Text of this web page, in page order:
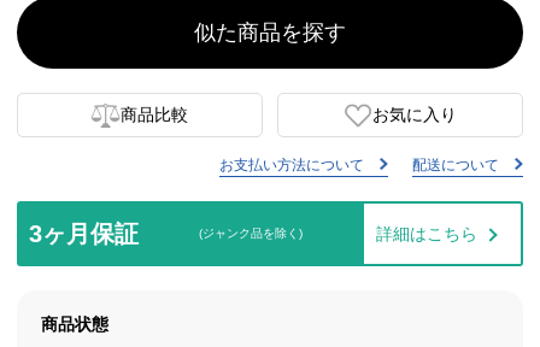
似た商品を探す
商品比較 お気に入り
お支払い方法について 配送について
3ヶ月保証 (ジャンク品を除く) 詳細はこちら
商品状態